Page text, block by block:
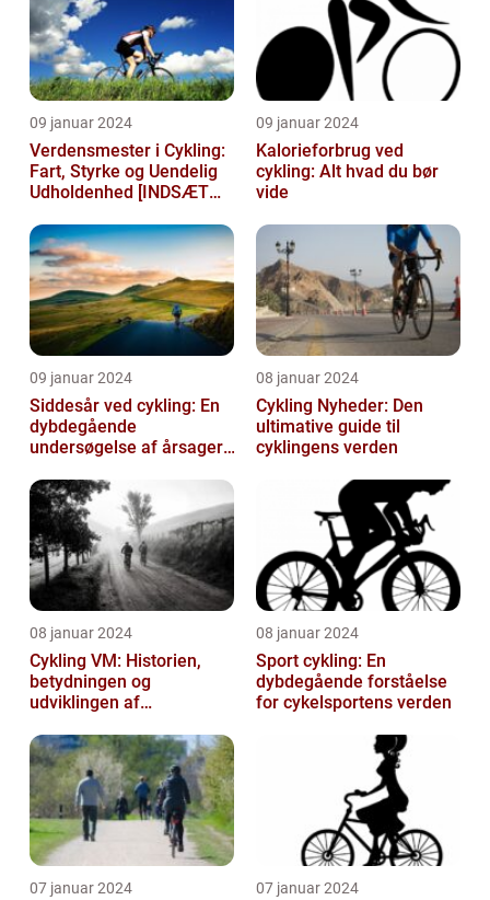
09 januar 2024
Verdensmester i Cykling:
Fart, Styrke og Uendelig
Udholdenhed [INDSÆT
09 januar 2024
Kalorieforbrug ved
cykling: Alt hvad du bør
vide
09 januar 2024
Siddesår ved cykling: En
dybdegående
undersøgelse af årsager,
behandling
08 januar 2024
Cykling Nyheder: Den
ultimative guide til
cyklingens verden
08 januar 2024
Cykling VM: Historien,
betydningen og
udviklingen af
08 januar 2024
Sport cykling: En
dybdegående forståelse
for cykelsportens verden
07 januar 2024 07 januar 2024